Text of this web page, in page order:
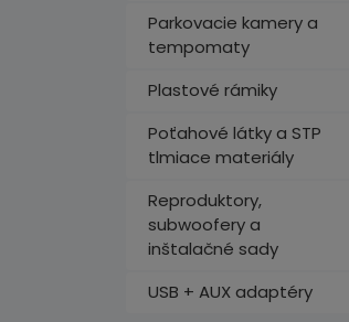
Parkovacie kamery a
tempomaty
Plastové rámiky
Poťahové látky a STP
tlmiace materiály
Reproduktory,
subwoofery a
inštalačné sady
USB + AUX adaptéry